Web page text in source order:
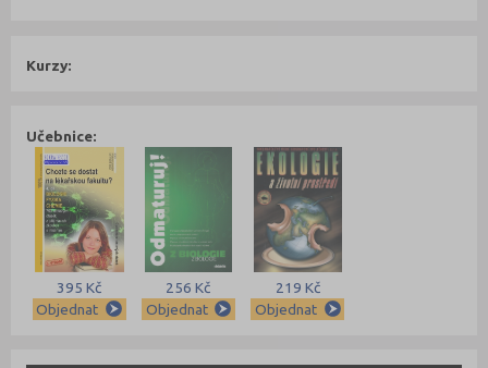
Kurzy:
Učebnice:
395 Kč
Objednat
256 Kč
Objednat
219 Kč
Objednat